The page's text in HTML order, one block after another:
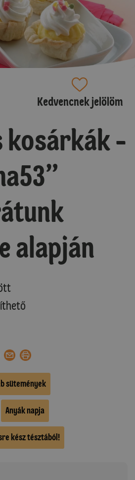
Kedvencnek jelölöm
kosárkák -
alapján
sütemények
Anyák napja
kész tésztából!